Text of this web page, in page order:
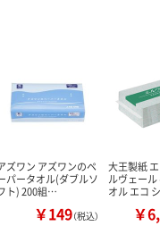
ズワン アズワンのペ
パータオル(ダブルソ
ト) 200組…
￥149（税込）
大王製紙
ルヴェー
オル エコ
￥